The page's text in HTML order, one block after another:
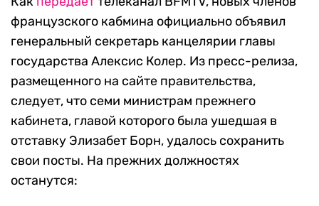
французского кабмина официально объявил
генеральный секретарь канцелярии главы
государства Алексис Колер. Из пресс-релиза,
размещенного на сайте правительства,
следует, что семи министрам прежнего
кабинета, главой которого была ушедшая в
отставку Элизабет Борн, удалось сохранить
свои посты. На прежних должностях
останутся: